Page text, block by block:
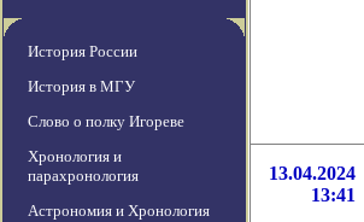
История России
История в МГУ
Слово о полку Игореве
Хронология и
парахронология
Астрономия и Хронология
13.04.2024
13:41